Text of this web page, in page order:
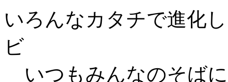
いろんなカタチで進化
ビ
いつもみんなのそば